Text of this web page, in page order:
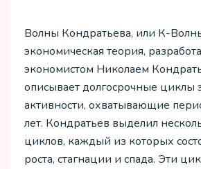
Волны Кондратьева, или К-
экономическая теория,
экономистом Николаем
описывает долгосрочные циклы
активности, охватывающие
лет. Кондратьев выделил
циклов, каждый из которых
роста, стагнации и спада. Эти